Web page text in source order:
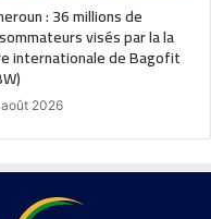
: 36 millions de
visés par la la
internationale de Bagofit
2026